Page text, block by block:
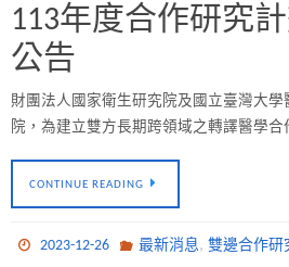
113年度合作研究
公告
財團法人國家衛生研究院及國立臺灣大
院，為建立雙方長期跨領域之轉譯醫學合
CONTINUE READING
2023-12-26 最新消息, 雙邊合作研